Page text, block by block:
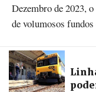
Dezembro de 2023,
de volumosos